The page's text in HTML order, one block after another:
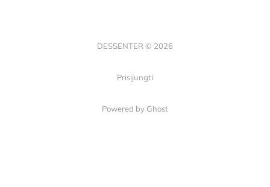
DESSENTER © 2026
Prisijungti
Powered by Ghost